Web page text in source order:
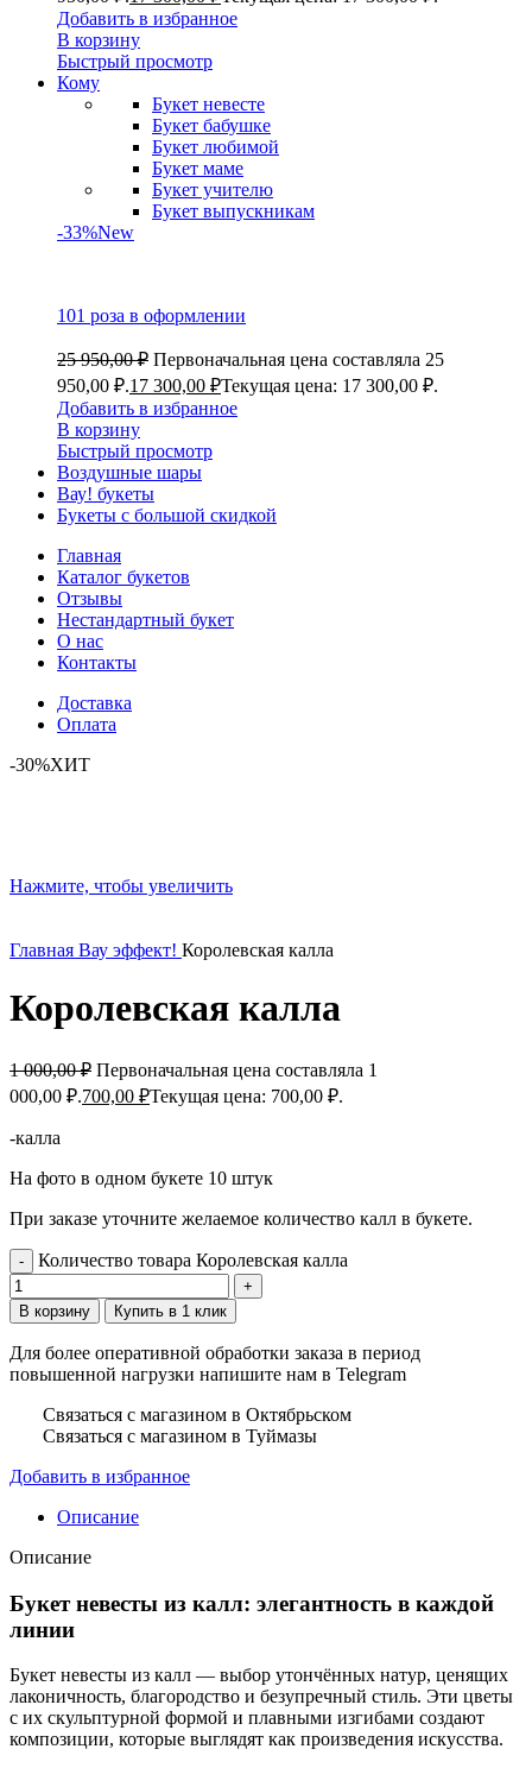
Добавить в избранное
В корзину
Быстрый просмотр
Кому
Букет невесте
Букет бабушке
Букет любимой
Букет маме
Букет учителю
Букет выпускникам
-33%New
101 роза в оформлении
25 950,00₽ Первоначальная цена составляла 25
950,00 ₽.17 300,00 ₽Текущая цена: 17 300,00 ₽.
Добавить в избранное
В корзину
Быстрый просмотр
Воздушные шары
Вау! букеты
Букеты с большой скидкой
Главная
Каталог букетов
Отзывы
Нестандартный букет
О нас
Контакты
Доставка
Оплата
-30%ХИТ
Нажмите, чтобы увеличить
Главная Вау эффект! Королевская калла
Королевская калла
1 000,00₽ Первоначальная цена составляла 1
000,00 ₽.700,00 ₽Текущая цена: 700,00 ₽.
-калла
На фото в одном букете 10 штук
При заказе уточните желаемое количество калл в букете.
Количество товара Королевская калла
В корзину Купить в 1 клик
Для более оперативной обработки заказа в период
повышенной нагрузки напишите нам в Telegram
Связаться с магазином в Октябрьском
Связаться с магазином в Туймазы
Добавить в избранное
Описание
Описание
Букет невесты из калл: элегантность в каждой
линии
Букет невесты из калл — выбор утончённых натур, ценящих
лаконичность, благородство и безупречный стиль. Эти цветы
с их скульптурной формой и плавными изгибами создают
композиции, которые выглядят как произведения искусства.